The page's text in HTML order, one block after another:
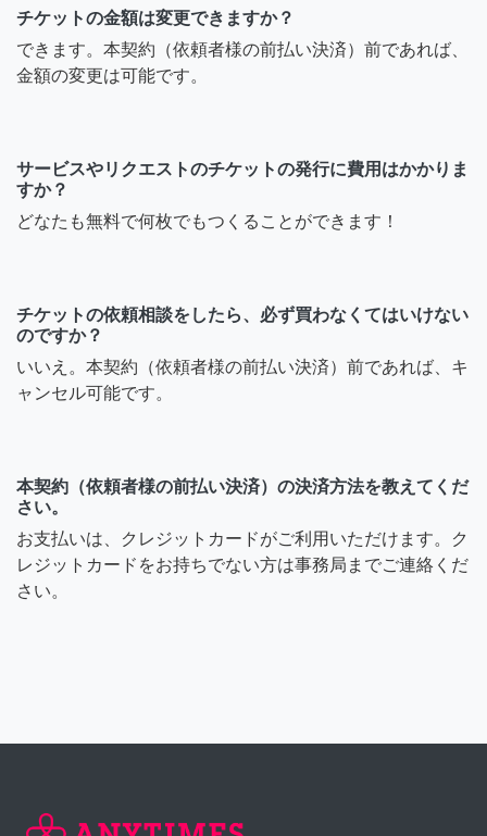
チケットの金額は変更できますか？
できます。本契約（依頼者様の前払い決済）前であれば、
金額の変更は可能です。
サービスやリクエストのチケットの発行に費用はかかりま
すか？
どなたも無料で何枚でもつくることができます！
チケットの依頼相談をしたら、必ず買わなくてはいけない
のですか？
いいえ。本契約（依頼者様の前払い決済）前であれば、キ
ャンセル可能です。
本契約（依頼者様の前払い決済）の決済方法を教えてくだ
さい。
お支払いは、クレジットカードがご利用いただけます。ク
レジットカードをお持ちでない方は事務局までご連絡くだ
さい。